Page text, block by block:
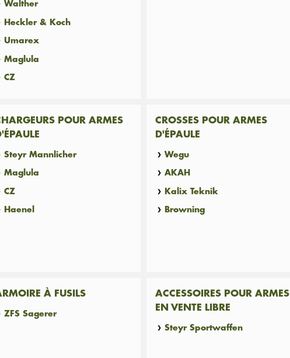
Walther
Heckler & Koch
Umarex
Maglula
CZ
POUR ARMES
Steyr Mannlicher
Maglula
CZ
Haenel
CROSSES POUR ARMES
D'ÉPAULE
Wegu
AKAH
Kalix Teknik
Browning
À FUSILS
ZFS Sagerer
ACCESSOIRES POUR ARMES
EN VENTE LIBRE
Steyr Sportwaffen